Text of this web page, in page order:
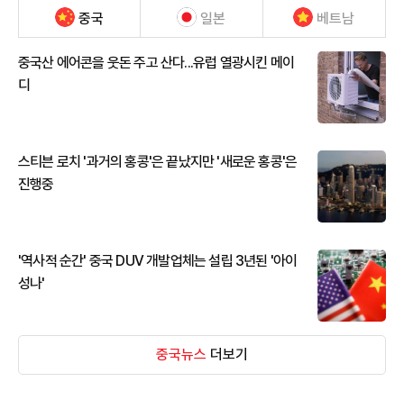
중국 일본 베트남
중국산 에어콘을 웃돈 주고 산다...유럽 열광시킨 메이
디
스티븐 로치 '과거의 홍콩'은 끝났지만 '새로운 홍콩'은
진행중
'역사적 순간' 중국 DUV 개발업체는 설립 3년된 '아이
성나'
중국뉴스 더보기